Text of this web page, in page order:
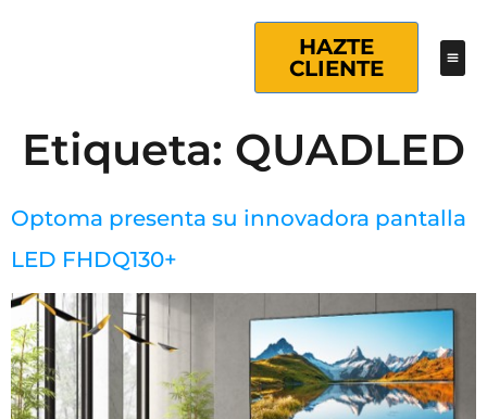
HAZTE
CLIENTE
Etiqueta: QUADLED
Optoma presenta su innovadora pantalla
LED FHDQ130+